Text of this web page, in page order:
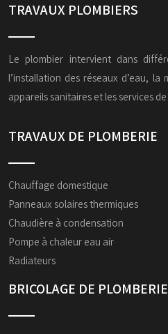
TRAVAUX PLOMBIERS
Le plombier intervient dans
l’installation des réseaux d’eau, la
appareils sanitaires et les services
TRAVAUX DE PLOMBERIE
Chauffage domestique
Panneaux solaires thermiques
Chaudière à condensation
Pompe à chaleur eau air
Radiateurs
BRICOLAGE DE PLOMBERIE